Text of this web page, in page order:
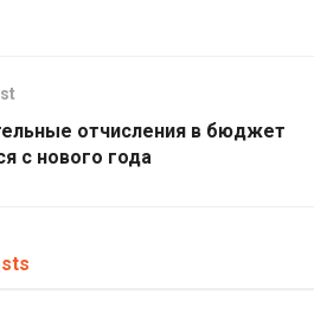
отчисления в бюджет
с нового года